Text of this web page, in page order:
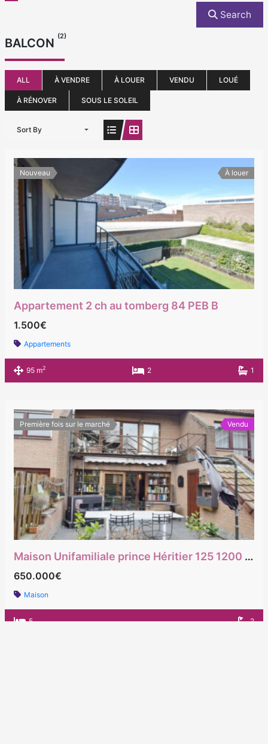
Search
BALCON (2)
ALL À VENDRE À LOUER VENDU LOUÉ
À RÉNOVER SOUS LE SOLEIL
Sort By
Nouveau À louer
Appartement 2 ch au tomberg 84 PEB B
1.500€
Appartements
95 m2 2 1
Première fois sur le marché Vendu
Maison Unifamiliale prince Héritier 125 1200 Woluwe Saint Lambert
650.000€
Maison
5 2